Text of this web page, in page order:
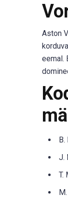
Aston
eemal.
J.
T.